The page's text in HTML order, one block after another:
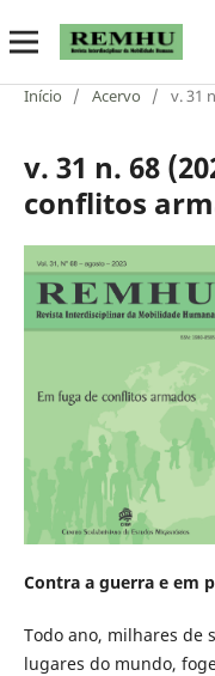
Início / Acervo / v. 31
v. 31 n. 68
conflitos
Contra a guerra e em
Todo ano, milhares de
lugares do mundo,